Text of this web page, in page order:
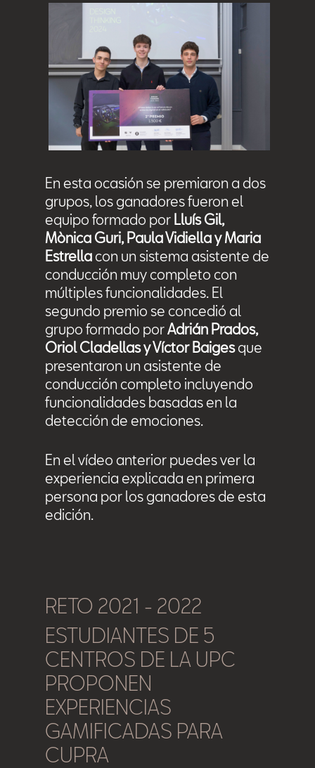
En esta ocasión se premiaron a dos
grupos, los ganadores fueron el
equipo formado por Lluís Gil,
Mònica Guri, Paula Vidiella y Maria
Estrella con un sistema asistente de
conducción muy completo con
múltiples funcionalidades. El
segundo premio se concedió al
grupo formado porAdrián Prados,
Oriol Cladellas y Víctor Baigesque
presentaron un asistente de
conducción completo incluyendo
funcionalidades basadas en la
detección de emociones.
En el vídeo anterior puedes ver la
experiencia explicada en primera
persona por los ganadores de esta
edición.
RETO 2021 - 2022
ESTUDIANTES DE 5
CENTROS DE LA UPC
PROPONEN
EXPERIENCIAS
GAMIFICADAS PARA
CUPRA